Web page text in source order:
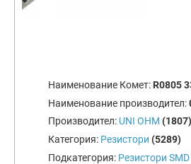
Наименование Комет: R0805
Наименование производител:
Производител: UNI OHM (1807)
Категория: Резистори (5289)
Подкатегория: Резистори